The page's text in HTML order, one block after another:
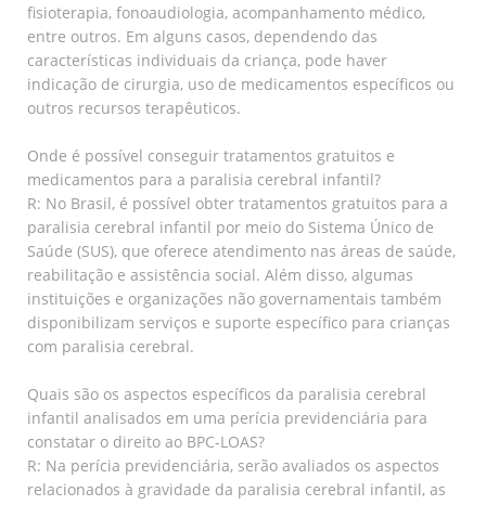
fisioterapia, fonoaudiologia, acompanhamento médico,
entre outros. Em alguns casos, dependendo das
características individuais da criança, pode haver
indicação de cirurgia, uso de medicamentos específicos ou
outros recursos terapêuticos.
Onde é possível conseguir tratamentos gratuitos e
medicamentos para a paralisia cerebral infantil?
R: No Brasil, é possível obter tratamentos gratuitos para a
paralisia cerebral infantil por meio do Sistema Único de
Saúde (SUS), que oferece atendimento nas áreas de saúde,
reabilitação e assistência social. Além disso, algumas
instituições e organizações não governamentais também
disponibilizam serviços e suporte específico para crianças
com paralisia cerebral.
Quais são os aspectos específicos da paralisia cerebral
infantil analisados em uma perícia previdenciária para
constatar o direito ao BPC-LOAS?
R: Na perícia previdenciária, serão avaliados os aspectos
relacionados à gravidade da paralisia cerebral infantil, as